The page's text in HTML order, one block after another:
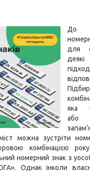
До
для
яка
можна зустріти
комбінацією року
номерний знак з
Однак інколи